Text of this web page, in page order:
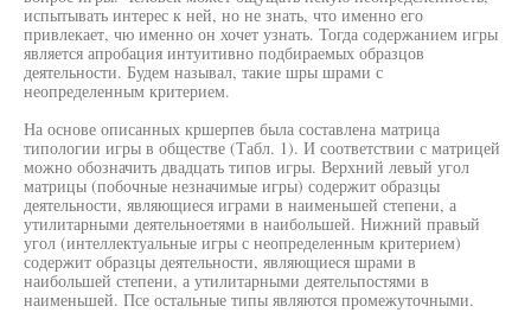
испытывать интерес к ней, но не знать, что именно его
привлекает, чю именно он хочет узнать. Тогда содержанием игры
является апробация интуитивно подбираемых образцов
деятельности. Будем называл, такие шры шрами с
неопределенным критерием.
На основе описанных кршерпев была составлена матрица
типологии игры в обществе (Табл. 1). И соответствии с матрицей
можно обозначить двадцать типов игры. Верхний левый угол
матрицы (побочные незначимые игры) содержит образцы
деятельности, являющиеся играми в наименьшей степени, а
утилитарными деятельноетями в наибольшей. Нижний правый
угол (интеллектуальные игры с неопределенным критерием)
содержит образцы деятельности, являющиеся шрами в
наибольшей степени, а утилитарными деятельпостями в
наименьшей. Псе остальные типы являются промежуточными.